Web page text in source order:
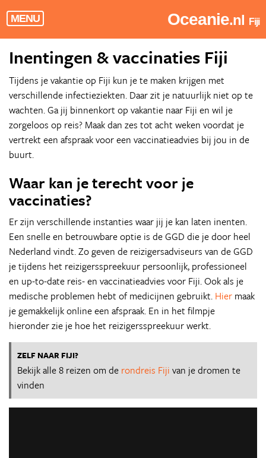
MENU Oceanie.nl Fiji
Inentingen & vaccinaties Fiji
Tijdens je vakantie op Fiji kun je te maken krijgen met
verschillende infectieziekten. Daar zit je natuurlijk niet op te
wachten. Ga jij binnenkort op vakantie naar Fiji en wil je
zorgeloos op reis? Maak dan zes tot acht weken voordat je
vertrekt een afspraak voor een vaccinatieadvies bij jou in de
buurt.
Waar kan je terecht voor je
vaccinaties?
Er zijn verschillende instanties waar jij je kan laten inenten.
Een snelle en betrouwbare optie is de GGD die je door heel
Nederland vindt. Zo geven de reizigersadviseurs van de GGD
je tijdens het reizigersspreekuur persoonlijk, professioneel
en up-to-date reis- en vaccinatieadvies voor Fiji. Ook als je
medische problemen hebt of medicijnen gebruikt. Hier maak
je gemakkelijk online een afspraak. En in het filmpje
hieronder zie je hoe het reizigersspreekuur werkt.
ZELF NAAR FIJI?
Bekijk alle 8 reizen om de rondreis Fiji van je dromen te
vinden